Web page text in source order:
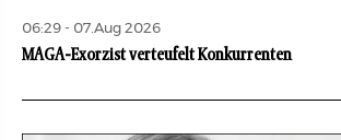
06:29 - 07.Aug 2026
MAGA-Exorzist verteufelt Konkurrenten